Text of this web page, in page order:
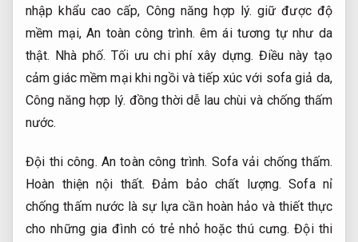
nhập khẩu cao cấp, Công năng hợp lý. giữ được độ
mềm mại,An toàn công trình. êm ái tương tự như da
thật. Nhà phố. Tối ưu chi phí xây dựng. Điều này tạo
cảm giác mềm mại khi ngồi và tiếp xúc với sofa giả da,
Công năng hợp lý. đồng thời dễ lau chùi và chống thấm
nước.
Đội thi công. An toàn công trình. Sofa vải chống thấm.
Hoàn thiện nội thất. Đảm bảo chất lượng. Sofa nỉ
chống thấm nước là sự lựa cần hoàn hảo và thiết thực
cho những gia đình có trẻ nhỏ hoặc thú cưng.Đội thi